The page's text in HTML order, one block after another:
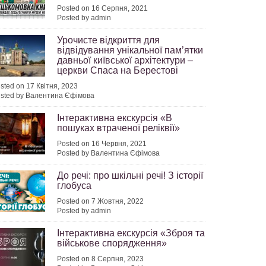
Posted on 16 Серпня, 2021
Posted by admin
Урочисте відкриття для
відвідування унікальної пам’ятки
давньої київської архітектури –
церкви Спаса на Берестові
on 17 Квітня, 2023
by Валентина Єфімова
Інтерактивна екскурсія «В
пошуках втраченої реліквії»
Posted on 16 Червня, 2021
Posted by Валентина Єфімова
До речі: про шкільні речі! З історії
глобуса
Posted on 7 Жовтня, 2022
Posted by admin
Інтерактивна екскурсія «Зброя та
військове спорядження»
Posted on 8 Серпня, 2023